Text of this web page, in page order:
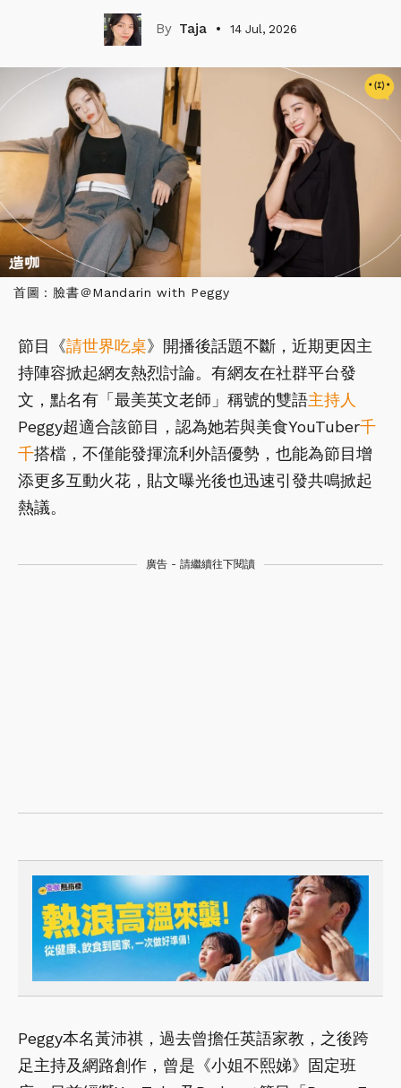
Taja 14 Jul, 2026
首圖：臉書＠Mandarin with Peggy
節目《請世界吃桌》開播後話題不斷，近期更因主
持陣容掀起網友熱烈討論。有網友在社群平台發
文，點名有「最美英文老師」稱號的雙語主持人
Peggy超適合該節目，認為她若與美食YouTuber千
千搭檔，不僅能發揮流利外語優勢，也能為節目增
添更多互動火花，貼文曝光後也迅速引發共鳴掀起
熱議。
廣告 - 請繼續往下閱讀
Peggy本名黃沛祺，過去曾擔任英語家教，之後跨
足主持及網路創作，曾是《小姐不熙娣》固定班